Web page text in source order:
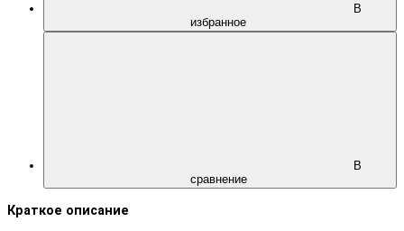
В
избранное
В
сравнение
Краткое описание